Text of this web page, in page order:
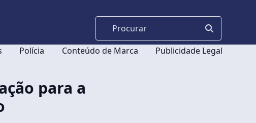
Polícia Conteúdo de Marca Publicidade Legal
para a